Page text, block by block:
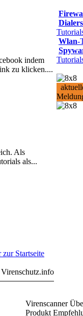
indem
zu klicken....
Als
als...
zur Startseite
Virenschutz.info
Wlan-
Virenscanner
Produkt